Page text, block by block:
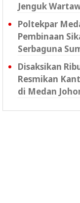
Jenguk
Poltekpar
Pembinaan
Serbaguna
Disaksikan
Resmikan
di Medan